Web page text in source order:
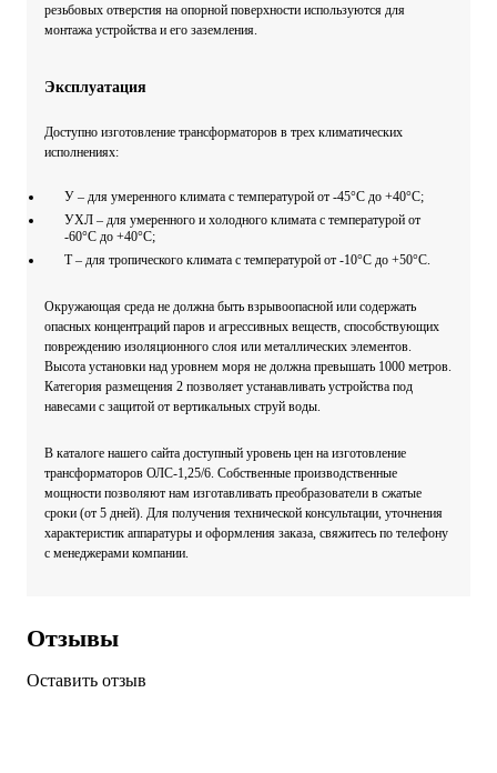
резьбовых отверстия на опорной поверхности используются для
монтажа устройства и его заземления.
Эксплуатация
Доступно изготовление трансформаторов в трех климатических
исполнениях:
У – для умеренного климата с температурой от -45°С до +40°С;
УХЛ – для умеренного и холодного климата с температурой от
-60°С до +40°С;
Т – для тропического климата с температурой от -10°С до +50°С.
Окружающая среда не должна быть взрывоопасной или содержать
опасных концентраций паров и агрессивных веществ, способствующих
повреждению изоляционного слоя или металлических элементов.
Высота установки над уровнем моря не должна превышать 1000 метров.
Категория размещения 2 позволяет устанавливать устройства под
навесами с защитой от вертикальных струй воды.
В каталоге нашего сайта доступный уровень цен на изготовление
трансформаторов ОЛС-1,25/6. Собственные производственные
мощности позволяют нам изготавливать преобразователи в сжатые
сроки (от 5 дней). Для получения технической консультации, уточнения
характеристик аппаратуры и оформления заказа, свяжитесь по телефону
с менеджерами компании.
Отзывы
Оставить отзыв